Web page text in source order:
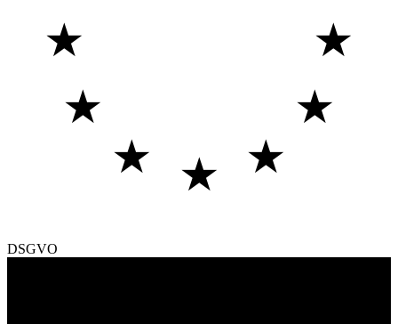
★
★
★
★
★
★
★
DSGVO